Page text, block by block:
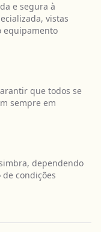
e segura à
vistas
equipamento
que todos se
sempre em
dependendo
condições